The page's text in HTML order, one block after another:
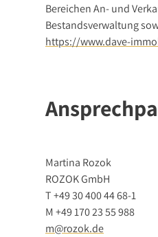
Bereichen An- und
Bestandsverwaltung
https://www.dave-
Martina Rozok
ROZOK GmbH
T +49 30 400 44 68-1
M +49 170 23 55 988
m@rozok.de